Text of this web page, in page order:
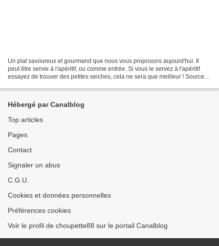
Un plat savoureux et gourmand que nous vous proposons aujourd'hui. Il
peut être servie à l'apéritif, ou comme entrée. Si vous le servez à l'apéritif
essayez de trouver des petites seiches, cela ne sera que meilleur ! Source :
Hébergé par Canalblog
Top articles
Pages
Contact
Signaler un abus
C.G.U.
Cookies et données personnelles
Préférences cookies
Voir le profil de choupette88 sur le portail Canalblog